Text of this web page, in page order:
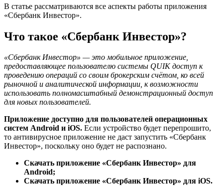
В статье рассматриваются все аспекты работы приложения
«Сбербанк Инвестор».
Что такое «Сбербанк Инвестор»?
«Сбербанк Инвестор» — это мобильное приложение,
предоставляющее пользователю системы QUIK доступ к
проведению операций со своим брокерским счётом, ко всей
рыночной и аналитической информации, к возможности
использовать полномасштабный демонстрационный доступ
для новых пользователей.
Приложение доступно для пользователей операционных
систем Android и iOS. Если устройство будет перепрошито,
то антивирусное приложение не даст запустить «Сбербанк
Инвестор», поскольку оно будет не распознано.
Скачать приложение «Сбербанк Инвестор» для
Android;
Скачать приложение «Сбербанк Инвестор» для iOS.